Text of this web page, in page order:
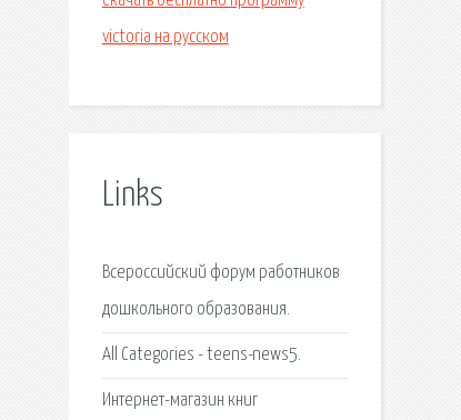
victoria на русском
Links
Всероссийский форум работников
дошкольного образования.
All Categories - teens-news5.
Интернет-магазин книг